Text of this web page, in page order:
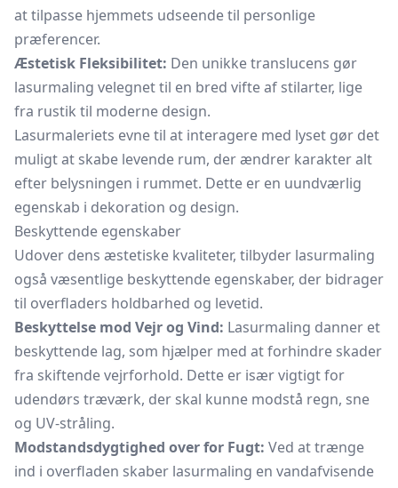
at tilpasse hjemmets udseende til personlige
præferencer.
Æstetisk Fleksibilitet: Den unikke translucens gør
lasurmaling velegnet til en bred vifte af stilarter, lige
fra rustik til moderne design.
Lasurmaleriets evne til at interagere med lyset gør det
muligt at skabe levende rum, der ændrer karakter alt
efter belysningen i rummet. Dette er en uundværlig
egenskab i dekoration og design.
Beskyttende egenskaber
Udover dens æstetiske kvaliteter, tilbyder lasurmaling
også væsentlige beskyttende egenskaber, der bidrager
til overfladers holdbarhed og levetid.
Beskyttelse mod Vejr og Vind: Lasurmaling danner et
beskyttende lag, som hjælper med at forhindre skader
fra skiftende vejrforhold. Dette er især vigtigt for
udendørs træværk, der skal kunne modstå regn, sne
og UV-stråling.
Modstandsdygtighed over for Fugt: Ved at trænge
ind i overfladen skaber lasurmaling en vandafvisende